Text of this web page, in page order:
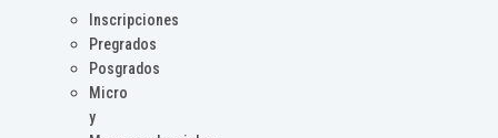
Inscripciones
Pregrados
Posgrados
Micro
y